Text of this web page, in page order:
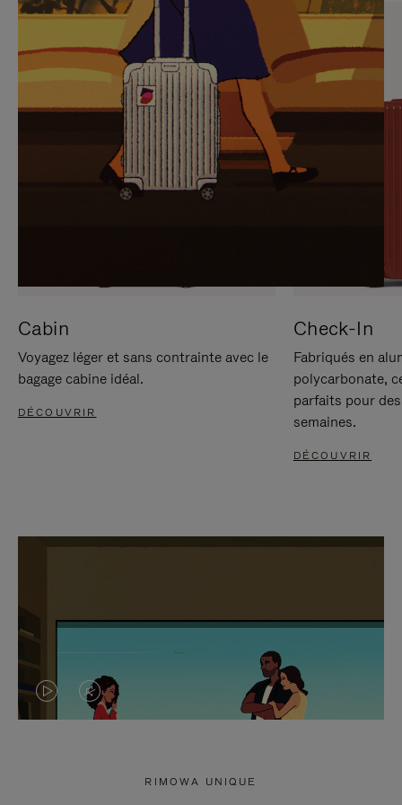
SUR
POUR
METTRE
PAUSE
VEUILLEZ
CLIQUER
POUR
RÉACTIVER
LE
SON
Cabin
Voyagez léger et sans contrainte avec le
bagage cabine idéal.
DÉCOUVRIR
Check-In
Fabriqués en
polycarbonate,
parfaits pour
semaines.
DÉCOUVRIR
LA LE
RIMOWA UNIQUE